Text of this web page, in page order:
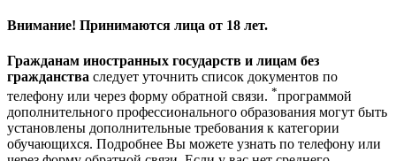
Внимание! Принимаются лица от 18 лет.
Гражданам иностранных государств и лицам без
гражданства следует уточнить список документов по
телефону или через форму обратной связи. *программой
дополнительного профессионального образования могут быть
установлены дополнительные требования к категории
обучающихся. Подробнее Вы можете узнать по телефону или